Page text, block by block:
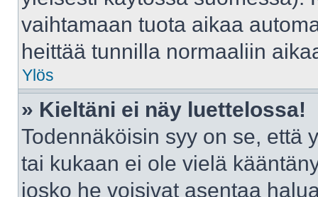
vaihtamaan tuota aikaa
heittää tunnilla normaaliin
Ylös
» Kieltäni ei näy luettelossa!
Todennäköisin syy on se, että
tai kukaan ei ole vielä
josko he voisivat asentaa